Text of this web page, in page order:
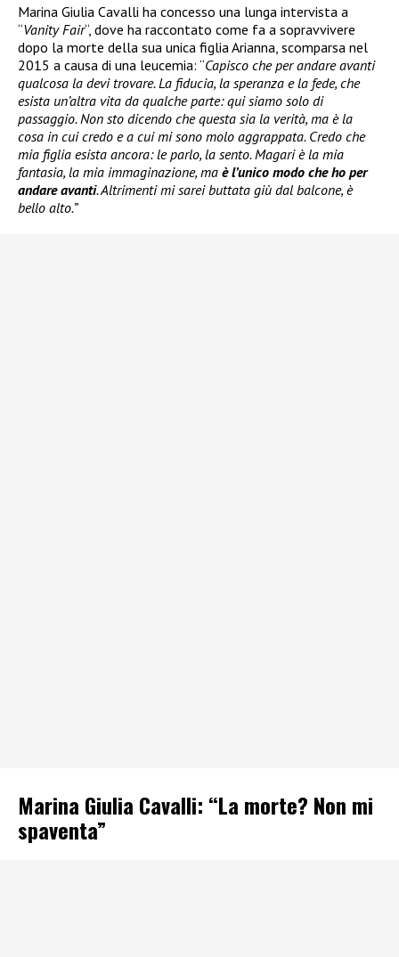
Marina Giulia Cavalli ha concesso una lunga intervista a
“Vanity Fair“, dove ha raccontato come fa a sopravvivere
dopo la morte della sua unica figlia Arianna, scomparsa nel
2015 a causa di una leucemia: “Capisco che per andare avanti
qualcosa la devi trovare. La fiducia, la speranza e la fede, che
esista un’altra vita da qualche parte: qui siamo solo di
passaggio. Non sto dicendo che questa sia la verità, ma è la
cosa in cui credo e a cui mi sono molo aggrappata. Credo che
mia figlia esista ancora: le parlo, la sento. Magari è la mia
fantasia, la mia immaginazione, ma è l’unico modo che ho per
andare avanti. Altrimenti mi sarei buttata giù dal balcone, è
bello alto.”
Marina Giulia Cavalli: “La morte? Non mi
spaventa”